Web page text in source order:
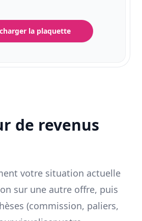
la plaquette
de revenus
votre situation actuelle
sur une autre offre, puis
(commission, paliers,